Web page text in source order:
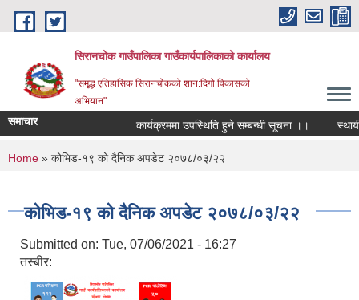
Skip to main content
सिरानचोक गाउँपालिका गाउँकार्यपालिकाको कार्यालय
"समृद्ध एतिहासिक सिरानचोकको शान:दिगो विकासको
अभियान"
समाचार कार्यक्रममा उपस्थिति हुने सम्बन्धी सूचना ।। स्थायी
You are here
Home » कोभिड-१९ को दैनिक अपडेट २०७८/०३/२२
कोभिड-१९ को दैनिक अपडेट २०७८/०३/२२
Submitted on: Tue, 07/06/2021 - 16:27
तस्बीर: